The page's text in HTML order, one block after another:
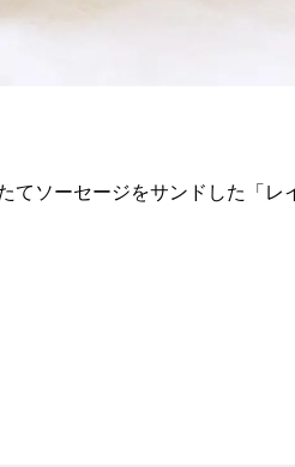
てソーセージをサンドした「